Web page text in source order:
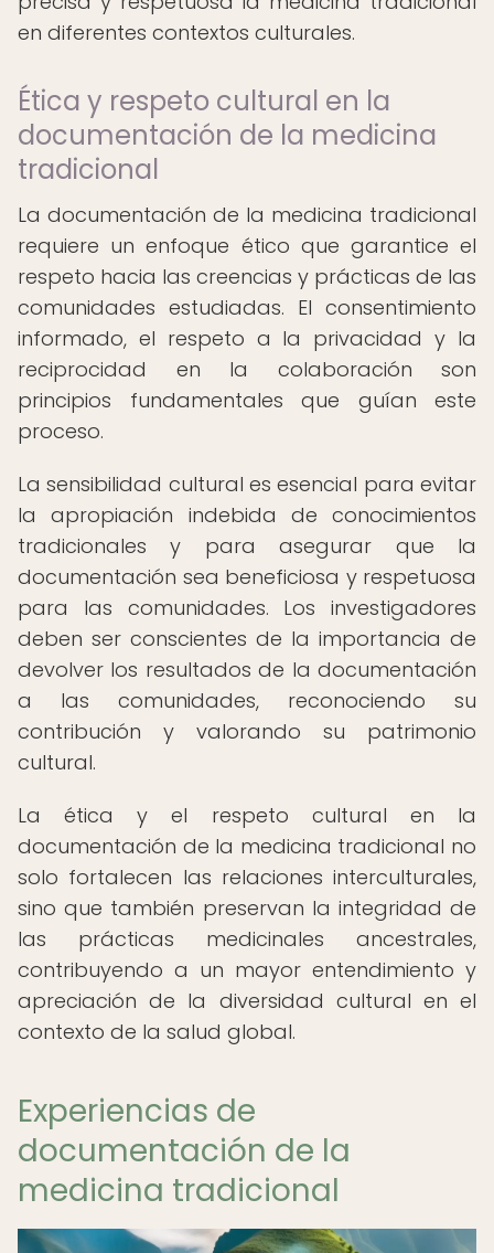
en diferentes contextos culturales.
Ética y respeto cultural en la
documentación de la medicina
tradicional
La documentación de la medicina tradicional
requiere un enfoque ético que garantice el
respeto hacia las creencias y prácticas de las
comunidades estudiadas. El consentimiento
informado, el respeto a la privacidad y la
reciprocidad en la colaboración son
principios fundamentales que guían este
proceso.
La sensibilidad cultural es esencial para evitar
la apropiación indebida de conocimientos
tradicionales y para asegurar que la
documentación sea beneficiosa y respetuosa
para las comunidades. Los investigadores
deben ser conscientes de la importancia de
devolver los resultados de la documentación
a las comunidades, reconociendo su
contribución y valorando su patrimonio
cultural.
La ética y el respeto cultural en la
documentación de la medicina tradicional no
solo fortalecen las relaciones interculturales,
sino que también preservan la integridad de
las prácticas medicinales ancestrales,
contribuyendo a un mayor entendimiento y
apreciación de la diversidad cultural en el
contexto de la salud global.
Experiencias de
documentación de la
medicina tradicional